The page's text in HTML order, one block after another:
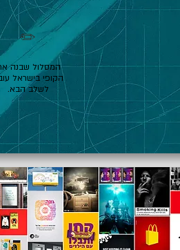
✏️
המסלול שבנה
הקופי בישראל
לשלב הבא.